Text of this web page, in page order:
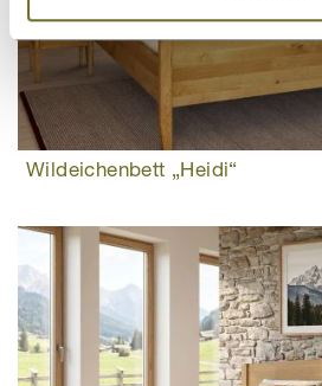
Wildeichenbett „Heidi“